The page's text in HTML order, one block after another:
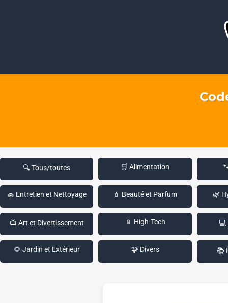
🔍 Tous/toutes 🛒 Alimentation
🧽 Entretien et Nettoyage 💄 Beauté et Parfum 🌿
📺 Art et Divertissement 📱 High-Tech 💻
🌻 Jardin et Extérieur 🧩 Divers 📚